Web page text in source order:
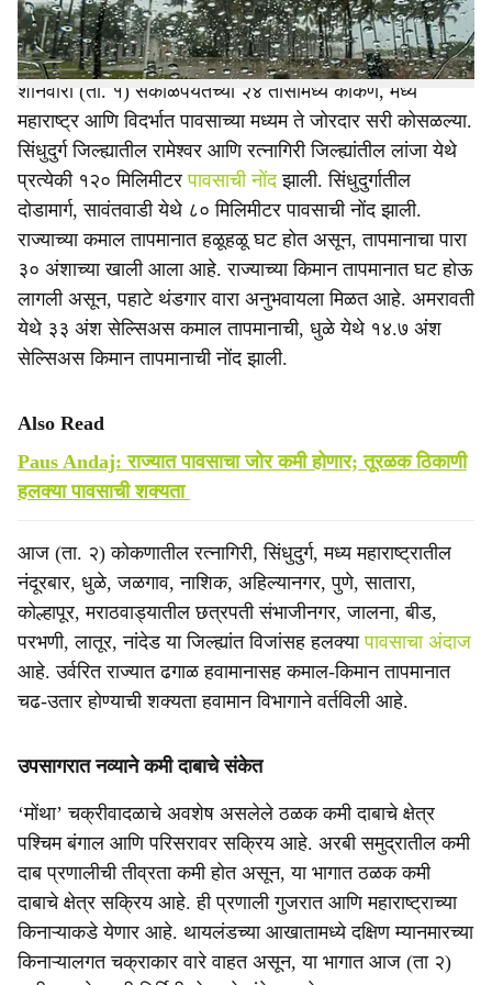
हवामान विभागाने वर्तविली आहे.
शनिवारी (ता. १) सकाळपर्यंतच्या २४ तासांमध्ये कोकण, मध्य
महाराष्ट्र आणि विदर्भात पावसाच्या मध्यम ते जोरदार सरी कोसळल्या.
सिंधुदुर्ग जिल्ह्यातील रामेश्वर आणि रत्नागिरी जिल्ह्यांतील लांजा येथे
प्रत्येकी १२० मिलिमीटरपावसाची नोंदझाली. सिंधुदुर्गातील
दोडामार्ग, सावंतवाडी येथे ८० मिलिमीटर पावसाची नोंद झाली.
राज्याच्या कमाल तापमानात हळूहळू घट होत असून, तापमानाचा पारा
३० अंशाच्या खाली आला आहे. राज्याच्या किमान तापमानात घट होऊ
लागली असून, पहाटे थंडगार वारा अनुभवायला मिळत आहे. अमरावती
येथे ३३ अंश सेल्सिअस कमाल तापमानाची, धुळे येथे १४.७ अंश
सेल्सिअस किमान तापमानाची नोंद झाली.
Also Read
Paus Andaj: राज्यात पावसाचा जोर कमी होणार; तूरळक ठिकाणी
हलक्या पावसाची शक्यता
आज (ता. २) कोकणातील रत्नागिरी, सिंधुदुर्ग, मध्य महाराष्ट्रातील
नंदूरबार, धुळे, जळगाव, नाशिक, अहिल्यानगर, पुणे, सातारा,
कोल्हापूर, मराठवाड्यातील छत्रपती संभाजीनगर, जालना, बीड,
परभणी, लातूर, नांदेड या जिल्ह्यांत विजांसह हलक्यापावसाचा अंदाज
आहे. उर्वरित राज्यात ढगाळ हवामानासह कमाल-किमान तापमानात
चढ-उतार होण्याची शक्यता हवामान विभागाने वर्तविली आहे.
उपसागरात नव्याने कमी दाबाचे संकेत
‘मोंथा’ चक्रीवादळाचे अवशेष असलेले ठळक कमी दाबाचे क्षेत्र
पश्चिम बंगाल आणि परिसरावर सक्रिय आहे. अरबी समुद्रातील कमी
दाब प्रणालीची तीव्रता कमी होत असून, या भागात ठळक कमी
दाबाचे क्षेत्र सक्रिय आहे. ही प्रणाली गुजरात आणि महाराष्ट्राच्या
किनाऱ्याकडे येणार आहे. थायलंडच्या आखातामध्ये दक्षिण म्यानमारच्या
किनाऱ्यालगत चक्राकार वारे वाहत असून, या भागात आज (ता २)